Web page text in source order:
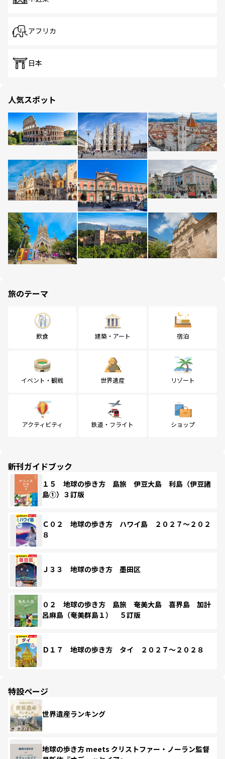
アフリカ
日本
人気スポット
旅のテーマ
飲食 建築・アート 宿泊
イベント・観戦 世界遺産 リゾート
アクティビティ 鉄道・フライト ショップ
新刊ガイドブック
１５ 地球の歩き方 島旅 伊豆大島 利島（伊豆諸
島①）３訂版
Ｃ０２ 地球の歩き方 ハワイ島 ２０２７～２０２
８
Ｊ３３ 地球の歩き方 墨田区
０２ 地球の歩き方 島旅 奄美大島 喜界島 加計
呂麻島（奄美群島１） ５訂版
Ｄ１７ 地球の歩き方 タイ ２０２７～２０２８
特設ページ
世界遺産ランキング
地球の歩き方 meets クリストファー・ノーラン監督